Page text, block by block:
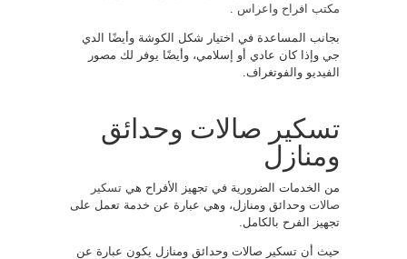
مكتب افراح واعراس
بجانب المساعدة في اختيار شكل الكوشة وأيضًا الدي
جي وإذا كان عادي أو إسلامي، وأيضًا يوفر لك مصور
الفيديو والفوتغراف.
تسكير صالات وحدائق
ومنازل
من الخدمات الضرورية في تجهيز الأفراح هي تسكير
صالات وحدائق ومنازل، وهي عبارة عن خدمة تعمل على
تجهيز الفرح بالكامل.
حيث أن تسكير صالات وحدائق ومنازل يكون عبارة عن